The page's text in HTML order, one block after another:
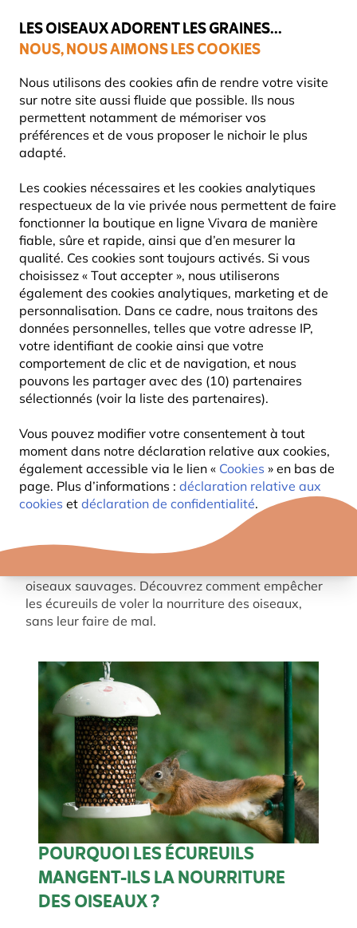
LES OISEAUX ADORENT LES GRAINES...
NOUS, NOUS AIMONS LES COOKIES
Nous utilisons des cookies afin de rendre votre visite
sur notre site aussi fluide que possible. Ils nous
permettent notamment de mémoriser vos
préférences et de vous proposer le nichoir le plus
adapté.
Les cookies nécessaires et les cookies analytiques
respectueux de la vie privée nous permettent de faire
fonctionner la boutique en ligne Vivara de manière
fiable, sûre et rapide, ainsi que d’en mesurer la
qualité. Ces cookies sont toujours activés. Si vous
choisissez « Tout accepter », nous utiliserons
également des cookies analytiques, marketing et de
personnalisation. Dans ce cadre, nous traitons des
données personnelles, telles que votre adresse IP,
votre identifiant de cookie ainsi que votre
comportement de clic et de navigation, et nous
pouvons les partager avec des (10) partenaires
sélectionnés (voir la liste des partenaires).
Vous pouvez modifier votre consentement à tout
moment dans notre déclaration relative aux cookies,
également accessible via le lien « Cookies » en bas de
page. Plus d’informations : déclaration relative aux
cookies et déclaration de confidentialité.
catégories.
Très bien noté dans 11 pays
Livraison express gratuite dès 59 €
Blog Information Comment empêcher les
COMMENT EMPÊCHER LES
ÉCUREUILS DE MANGER LA
NOURRITURE DES OISEAUX ?
Vivara
Content
Team
14
Juillet
2025
INFORMATION
FAUNE
CONSEILS & ASTUCES
Les écureuils sont d’excellents grimpeurs et savent
parfaitement s’introduire dans les mangeoires.
Bien qu’ils soient fascinants à observer, ils peuvent
oiseaux sauvages. Découvrez comment empêcher
les écureuils de voler la nourriture des oiseaux,
sans leur faire de mal.
POURQUOI LES ÉCUREUILS
MANGENT-ILS LA NOURRITURE
DES OISEAUX ?